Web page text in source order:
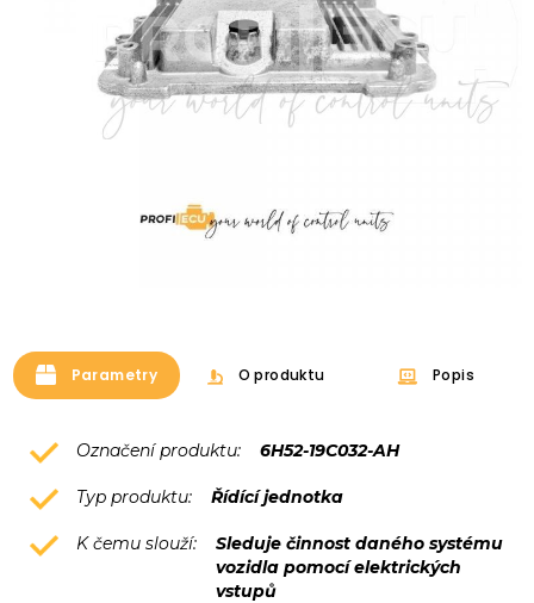
Parametry O produktu Popis
Označení produktu: 6H52-19C032-AH
Typ produktu: Řídící jednotka
K čemu slouží:
Sleduje činnost daného systému
vozidla pomocí elektrických
vstupů